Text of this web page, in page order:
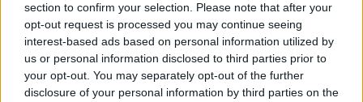
section to confirm your selection. Please note that after your
opt-out request is processed you may continue seeing
interest-based ads based on personal information utilized by
us or personal information disclosed to third parties prior to
your opt-out. You may separately opt-out of the further
disclosure of your personal information by third parties on the
Det hade vårbudgeten betytt för länet –
om C bestämde
POLITIK 27 april 2017 07.00